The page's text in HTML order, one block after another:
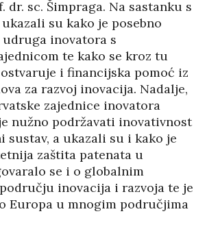
dr. sc. Šimpraga. Na sastanku s
su kako je posebno
inovatora s
te kako se kroz tu
i financijska pomoć iz
za razvoj inovacija. Nadalje,
zajednice inovatora
nužno podržavati inovativnost
sustav, a ukazali su i kako je
zaštita patenata u
se i o globalnim
inovacija i razvoja te je
Europa u mnogim područjima